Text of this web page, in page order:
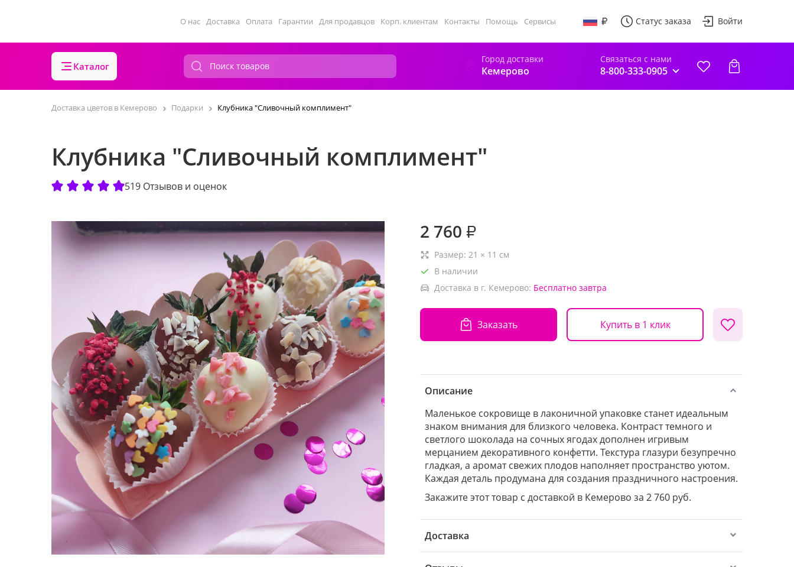
О нас Доставка Оплата Гарантии Для продавцов Корп. клиентам Контакты Помощь Сервисы Статус заказа Войти
Каталог
Город доставки
Кемерово
Связаться с нами
8-800-333-0905
Доставка цветов в Кемерово Подарки Клубника "Сливочный комплимент"
Клубника "Сливочный комплимент"
519 Отзывов и оценок
2 760 ₽
Размер: 21 × 11 см
В наличии
Доставка в г. Кемерово: Бесплатно завтра
Заказать Купить в 1 клик
Описание
Маленькое сокровище в лаконичной упаковке станет идеальным
знаком внимания для близкого человека. Контраст темного и
светлого шоколада на сочных ягодах дополнен игривым
мерцанием декоративного конфетти. Текстура глазури безупречно
гладкая, а аромат свежих плодов наполняет пространство уютом.
Каждая деталь продумана для создания праздничного настроения.
Закажите этот товар с доставкой в Кемерово за 2 760 руб.
Доставка